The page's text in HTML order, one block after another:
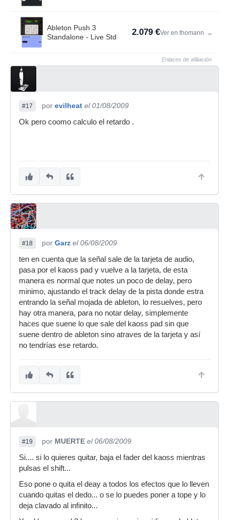
Ableton Push 3
Standalone - Live Std
2.079 €Ver en thomann →
Enlaces de afiliación
#17 por evilheat el 01/08/2009
Ok pero coomo calculo el retardo .
#18 por Garz el 06/08/2009
ten en cuenta que la señal sale de la tarjeta de audio,
pasa por el kaoss pad y vuelve a la tarjeta, de esta
manera es normal que notes un poco de delay, pero
minimo, ajustando el track delay de la pista donde estra
entrando la señal mojada de ableton, lo resuelves, pero
hay otra manera, para no notar delay, simplemente
haces que suene lo que sale del kaoss pad sin que
suene dentro de ableton sino atraves de la tarjeta y así
no tendrías ese retardo.
#19 por MUERTE el 06/08/2009
Si.... si lo quieres quitar, baja el fader del kaoss mientras
pulsas el shift...
Eso pone o quita el deay a todos los efectos que lo lleven
cuando quitas el dedo... o se lo puedes poner a tope y lo
deja clavado al infinito...